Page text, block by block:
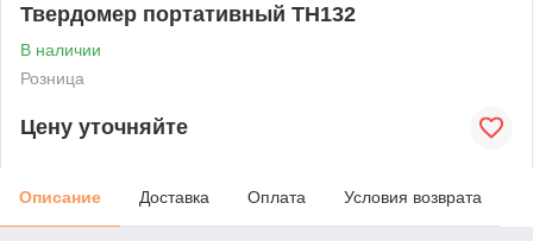
Твердомер портативный TH132
В наличии
Розница
Цену уточняйте
Описание Доставка Оплата Условия возврата